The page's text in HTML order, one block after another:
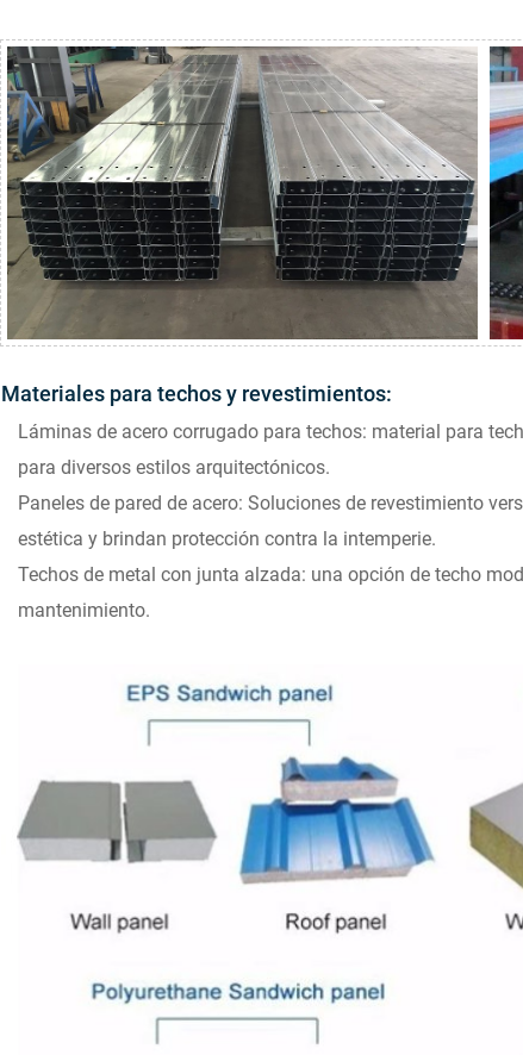
Materiales para techos y revestimientos:
Láminas de acero corrugado para techos: material para
para diversos estilos arquitectónicos.
Paneles de pared de acero: Soluciones de revestimiento
estética y brindan protección contra la intemperie.
Techos de metal con junta alzada: una opción de techo
mantenimiento.